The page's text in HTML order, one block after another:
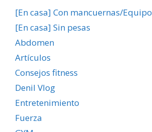
[En casa] Con mancuernas/Equipo
[En casa] Sin pesas
Abdomen
Artículos
Consejos fitness
Denil Vlog
Entretenimiento
Fuerza